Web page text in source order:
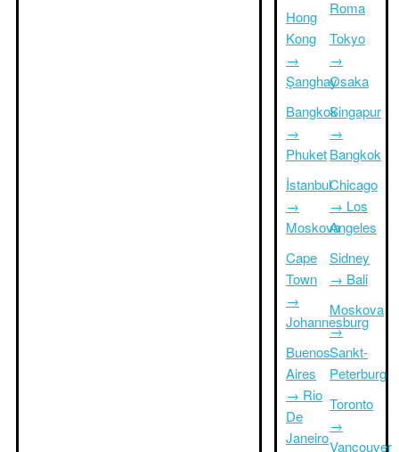
Hong
Kong
→
Şanghay
Bangkok
→
Phuket
İstanbul
→
Moskova
Cape
Town
→
Johannesburg
Buenos
Aires
→ Rio
De
Janeiro
Roma
Tokyo
→
Osaka
Singapur
→
Bangkok
Chicago
→ Los
Angeles
Sidney
→ Bali
Moskova
→
Sankt-
Peterburg
Toronto
→
Vancouver